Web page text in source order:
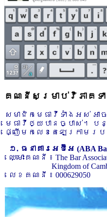
គណនីសម្រាប់វិភាគទា
សមាជិកមេធាវីទាំងអស់ អ
មេធាវីឲ្យបានច្បាស់។
ផ្ញើមកលេខតេឡេក្រាមរប
១. ធនាគារអេប៊ីអេ (ABA
ឈ្មោះគណនី ៖ The Bar
Kingdom of
លេខគណនី ៖ 000629050